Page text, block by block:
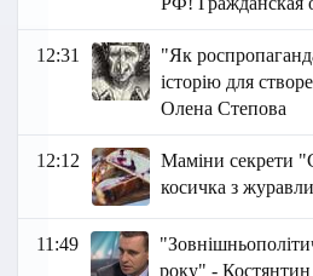
12:31
"Як
історію для
Олена Степова
12:12
Маміни секрети
косичка з
11:49
року" - Костянтин